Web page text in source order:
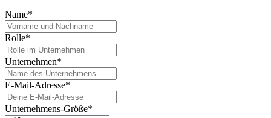
Name*
Rolle*
Unternehmen*
E-Mail-Adresse*
Unternehmens-Größe*